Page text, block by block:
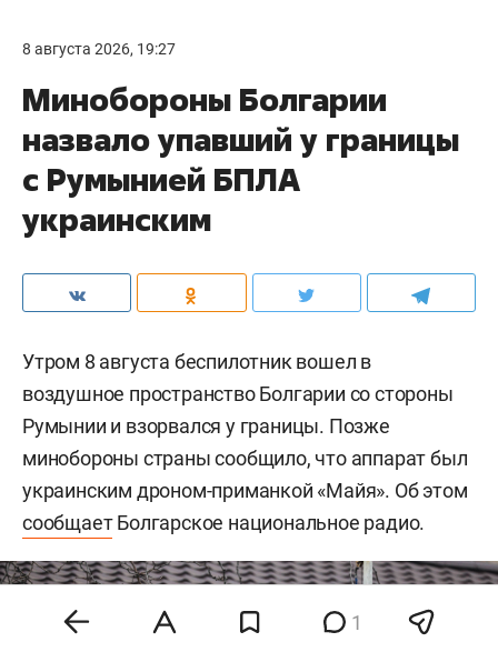
8 августа 2026, 19:27
Минобороны Болгарии
назвало упавший у границы
с Румынией БПЛА
украинским
Утром 8 августа беспилотник вошел в
воздушное пространство Болгарии со стороны
Румынии и взорвался у границы. Позже
минобороны страны сообщило, что аппарат был
украинским дроном-приманкой «Майя». Об этом
сообщаетБолгарское национальное радио.
1